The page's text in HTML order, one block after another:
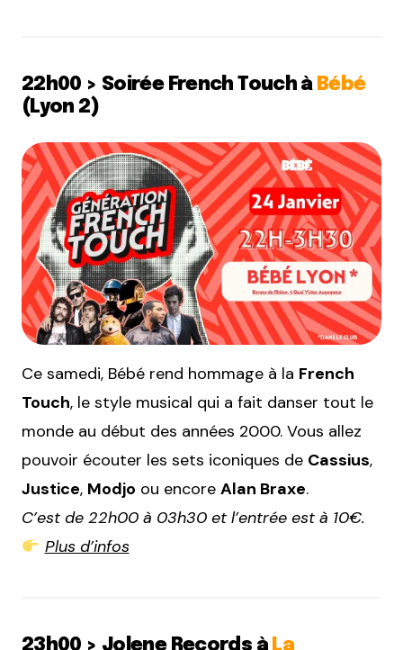
22h00 > Soirée French Touch à Bébé
(Lyon 2)
Ce samedi, Bébé rend hommage à la French
Touch, le style musical qui a fait danser tout le
monde au début des années 2000. Vous allez
pouvoir écouter les sets iconiques de Cassius,
Justice, Modjo ou encore Alan Braxe.
C’est de 22h00 à 03h30 et l’entrée est à 10€.
Plus d’infos
23h00 > Jolene Records à La